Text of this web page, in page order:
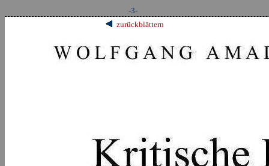
zurückblättern
-3-